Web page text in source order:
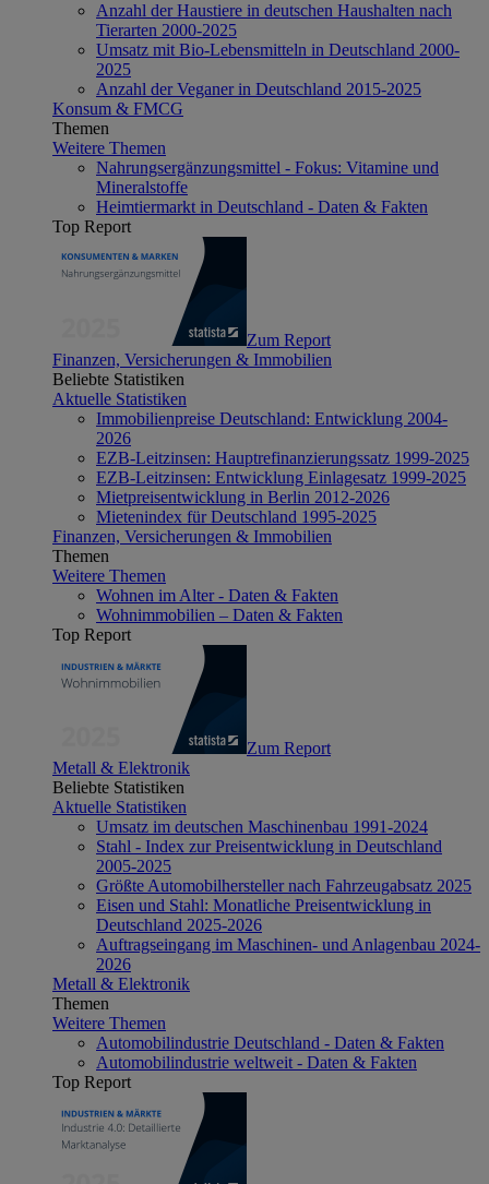
Anzahl der Haustiere in deutschen Haushalten nach
Tierarten 2000-2025
Umsatz mit Bio-Lebensmitteln in Deutschland 2000-
2025
Anzahl der Veganer in Deutschland 2015-2025
Konsum & FMCG
Themen
Weitere Themen
Nahrungsergänzungsmittel - Fokus: Vitamine und
Mineralstoffe
Heimtiermarkt in Deutschland - Daten & Fakten
Top Report
Zum Report
Finanzen, Versicherungen & Immobilien
Beliebte Statistiken
Aktuelle Statistiken
Immobilienpreise Deutschland: Entwicklung 2004-
2026
EZB-Leitzinsen: Hauptrefinanzierungssatz 1999-2025
EZB-Leitzinsen: Entwicklung Einlagesatz 1999-2025
Mietpreisentwicklung in Berlin 2012-2026
Mietenindex für Deutschland 1995-2025
Finanzen, Versicherungen & Immobilien
Themen
Weitere Themen
Wohnen im Alter - Daten & Fakten
Wohnimmobilien – Daten & Fakten
Top Report
Zum Report
Metall & Elektronik
Beliebte Statistiken
Aktuelle Statistiken
Umsatz im deutschen Maschinenbau 1991-2024
Stahl - Index zur Preisentwicklung in Deutschland
2005-2025
Größte Automobilhersteller nach Fahrzeugabsatz 2025
Eisen und Stahl: Monatliche Preisentwicklung in
Deutschland 2025-2026
Auftragseingang im Maschinen- und Anlagenbau 2024-
2026
Metall & Elektronik
Themen
Weitere Themen
Automobilindustrie Deutschland - Daten & Fakten
Automobilindustrie weltweit - Daten & Fakten
Top Report